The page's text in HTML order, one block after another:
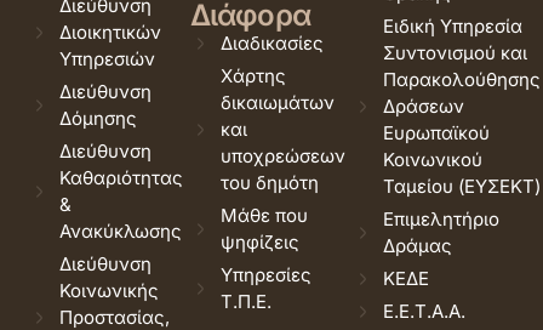
Διεύθυνση
Διοικητικών
Υπηρεσιών
Διεύθυνση
Δόμησης
Διεύθυνση
Καθαριότητας
&
Ανακύκλωσης
Διεύθυνση
Κοινωνικής
Προστασίας,
Διάφορα
Διαδικασίες
Χάρτης
δικαιωμάτων
και
υποχρεώσεων
του δημότη
Μάθε που
ψηφίζεις
Υπηρεσίες
Τ.Π.Ε.
Ειδική Υπηρεσία
Συντονισμού και
Παρακολούθησης
Δράσεων
Ευρωπαϊκού
Κοινωνικού
Ταμείου (ΕΥΣΕΚΤ)
Επιμελητήριο
Δράμας
ΚΕΔΕ
Ε.Ε.Τ.Α.Α.